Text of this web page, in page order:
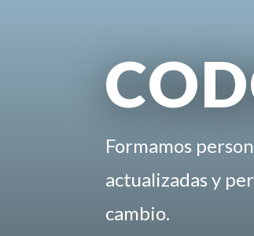
Formamos
actualizadas y
cambio.